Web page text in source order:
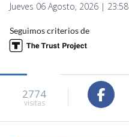
Jueves 06 Agosto, 2026 | 23:58
Seguimos criterios de
2774
visitas